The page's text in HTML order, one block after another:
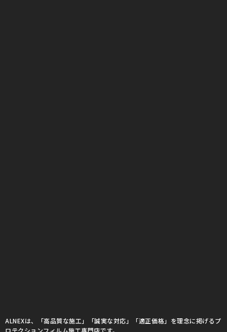
ALNEXは、「高品質な施工」「誠実な対応」「適正価格」を理念に掲げるプ
ロテクションフィルム施工専門店です。